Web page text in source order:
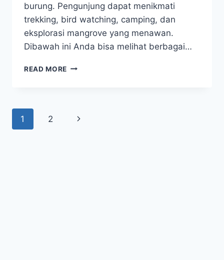
burung. Pengunjung dapat menikmati
trekking, bird watching, camping, dan
eksplorasi mangrove yang menawan.
Dibawah ini Anda bisa melihat berbagai…
READ MORE EKSPLORASI
ALAMNYA
Page
1 2
Next